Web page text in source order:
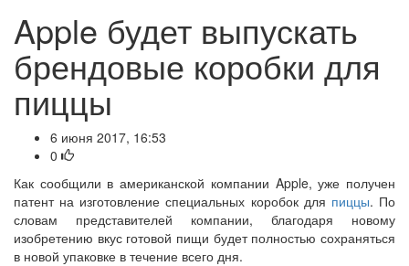
Apple будет выпускать
брендовые коробки для
пиццы
6 июня 2017, 16:53
0
Как сообщили в американской компании Apple, уже получен
патент на изготовление специальных коробок для пиццы. По
словам представителей компании, благодаря новому
изобретению вкус готовой пищи будет полностью сохраняться
в новой упаковке в течение всего дня.